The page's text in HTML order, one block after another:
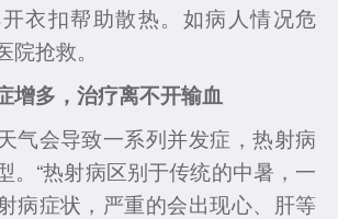
衣扣帮助散热。如病人情况危
抢救。
多，治疗离不开输血
会导致一系列并发症，热射病
。“热射病区别于传统的中暑，一
病症状，严重的会出现心、肝等